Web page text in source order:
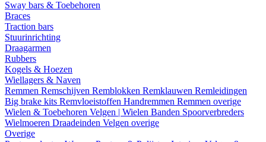
Sway bars & Toebehoren
Braces
Traction bars
Stuurinrichting
Draagarmen
Rubbers
Kogels & Hoezen
Wiellagers & Naven
Remmen Remschijven Remblokken Remklauwen Remleidingen
Big brake kits Remvloeistoffen Handremmen Remmen overige
Wielen & Toebehoren Velgen | Wielen Banden Spoorverbreders
Wielmoeren Draadeinden Velgen overige
Overige